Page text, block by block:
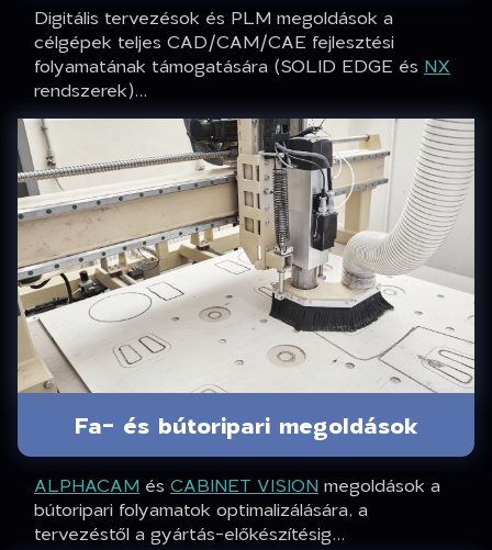
Digitális tervezésok és PLM megoldások a
célgépek teljes CAD/CAM/CAE fejlesztési
folyamatának támogatására (SOLID EDGE és NX
rendszerek)...
Fa- és bútoripari megoldások
ALPHACAM és CABINET VISIONmegoldások a
bútoripari folyamatok optimalizálására, a
tervezéstől a gyártás-előkészítésig...